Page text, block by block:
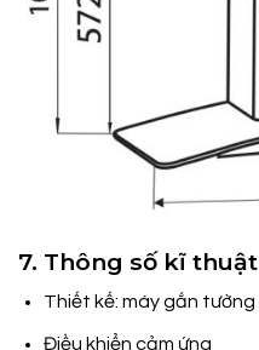
7. Thông số kĩ thuật
Thiết kế: máy gắn tường
Điều khiển cảm ứng